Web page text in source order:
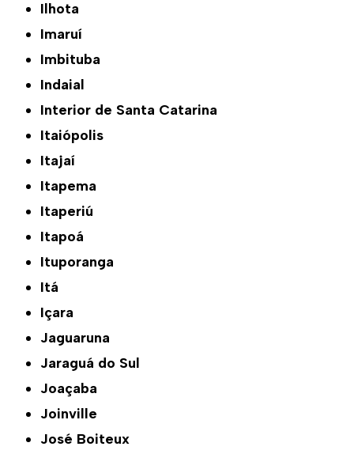
Ilhota
Imaruí
Imbituba
Indaial
Interior de Santa Catarina
Itaiópolis
Itajaí
Itapema
Itaperiú
Itapoá
Ituporanga
Itá
Içara
Jaguaruna
Jaraguá do Sul
Joaçaba
Joinville
José Boiteux